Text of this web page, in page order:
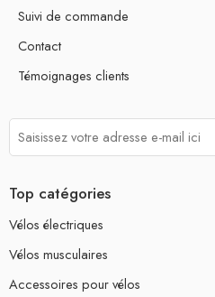
Suivi de commande
Contact
Témoignages clients
Top catégories
Vélos électriques
Vélos musculaires
Accessoires pour vélos